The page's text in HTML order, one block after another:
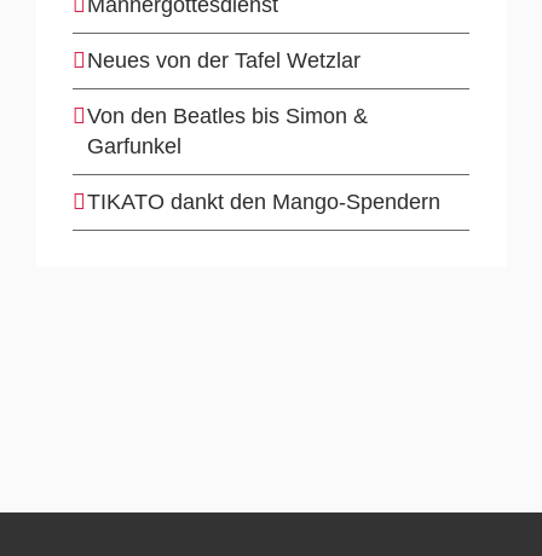
Neues von der Tafel Wetzlar
Von den Beatles bis Simon &
Garfunkel
TIKATO dankt den Mango-Spendern